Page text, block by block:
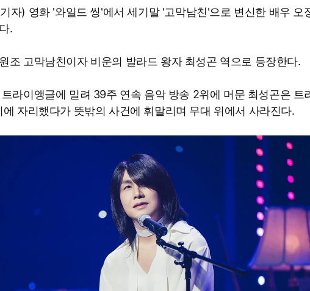
자) 영화 '와일드 씽'에서 세기말 '고막남친'으로 변신한 배우 오
.
조 고막남친이자 비운의 발라드 왕자 최성곤 역으로 등장한다.
라이앵글에 밀려 39주 연속 음악 방송 2위에 머문 최성곤은 트
에 자리했다가 뜻밖의 사건에 휘말리며 무대 위에서 사라진다.